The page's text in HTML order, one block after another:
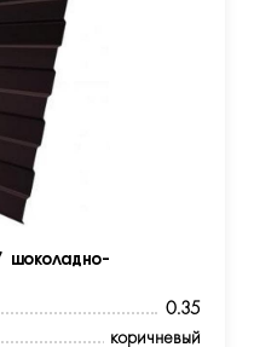
шоколадно-
0.35
коричневый